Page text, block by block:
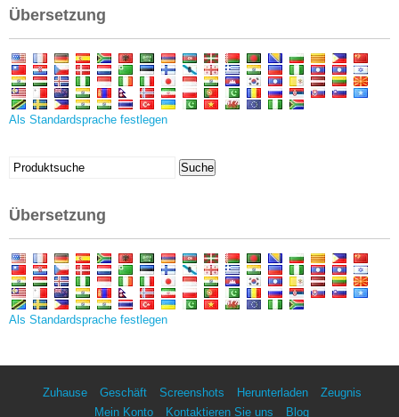
Übersetzung
Als Standardsprache festlegen
Suchen
Suche
Übersetzung
Als Standardsprache festlegen
Zuhause Geschäft Screenshots Herunterladen
Zeugnis
Mein Konto
Kontaktieren Sie uns Blog